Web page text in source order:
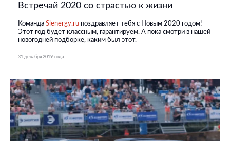
Встречай 2020 со страстью к жизни
Команда Slenergy.ru поздравляет тебя с Новым 2020 годом!
Этот год будет классным, гарантируем. А пока смотри в нашей
новогодней подборке, каким был этот.
31 декабря 2019 года